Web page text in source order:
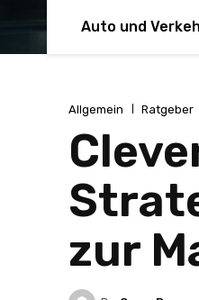
Auto und
Allgemein Ratgeber
zur